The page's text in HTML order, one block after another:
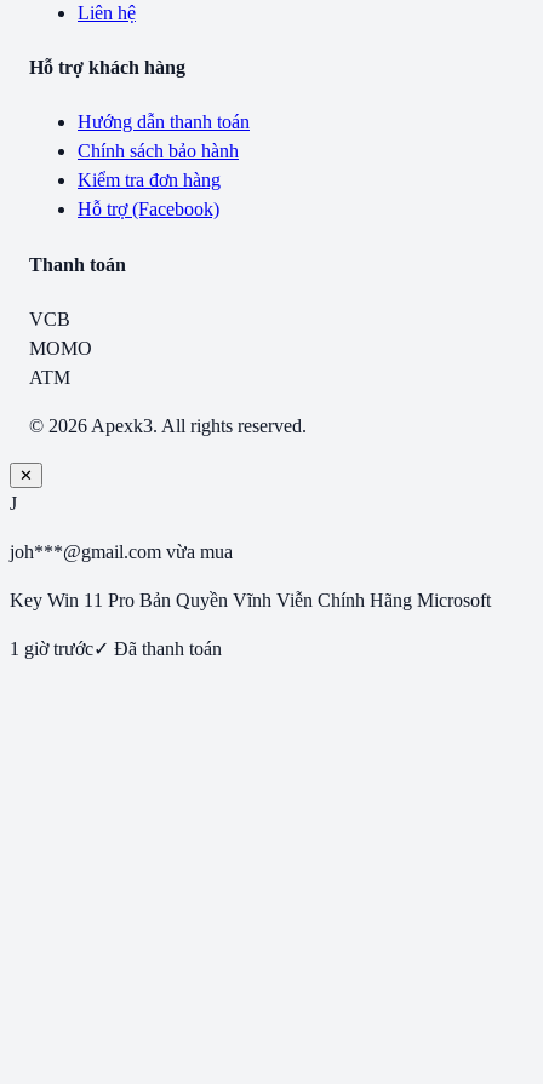
Liên hệ
Hỗ trợ khách hàng
Hướng dẫn thanh toán
Chính sách bảo hành
Kiểm tra đơn hàng
Hỗ trợ (Facebook)
Thanh toán
VCB
MOMO
ATM
© 2026 Apexk3. All rights reserved.
✕
J
joh***@gmail.com vừa mua
Key Win 11 Pro Bản Quyền Vĩnh Viễn Chính Hãng Microsoft
1 giờ trước✓ Đã thanh toán